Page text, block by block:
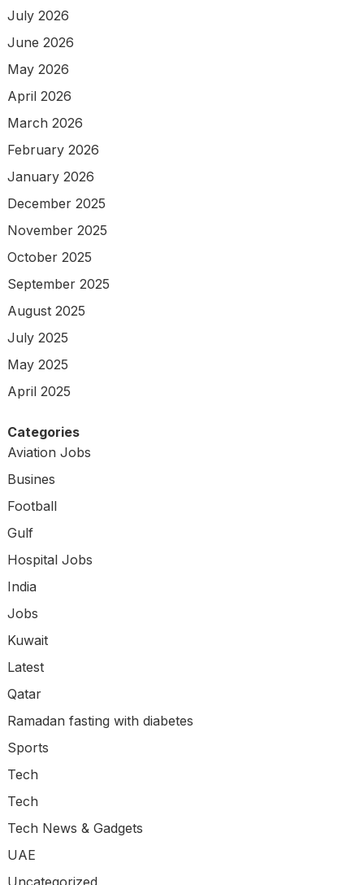
July 2026
June 2026
May 2026
April 2026
March 2026
February 2026
January 2026
December 2025
November 2025
October 2025
September 2025
August 2025
July 2025
May 2025
April 2025
Categories
Aviation Jobs
Busines
Football
Gulf
Hospital Jobs
India
Jobs
Kuwait
Latest
Qatar
Ramadan fasting with diabetes
Sports
Tech
Tech
Tech News & Gadgets
UAE
Uncategorized